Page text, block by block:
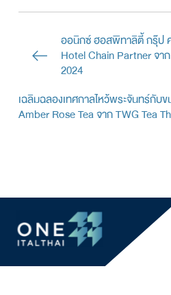
ออนิกซ์ ฮอสพิทาลิตี้ กรุ๊ป
Hotel Chain Partner จา
2024
เฉลิมฉลองเทศกาลไหว้พระจันทร์กับ
Amber Rose Tea จาก TWG Tea